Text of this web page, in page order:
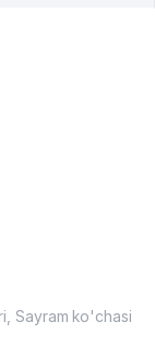
Sayram ko'chasi